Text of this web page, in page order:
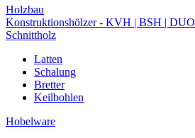
Holzbau
Konstruktionshölzer - KVH | BSH | DUO
Schnittholz
Latten
Schalung
Bretter
Keilbohlen
Hobelware